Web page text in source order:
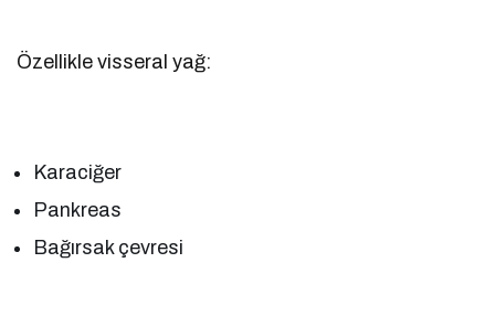
Özellikle visseral yağ:
Karaciğer
Pankreas
Bağırsak çevresi